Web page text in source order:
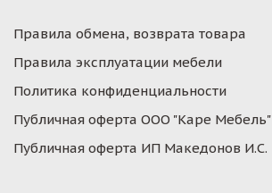
Правила обмена, возврата товара
Правила эксплуатации мебели
Политика конфиденциальности
Публичная оферта ООО "Каре Мебель"
Публичная оферта ИП Македонов И.С.